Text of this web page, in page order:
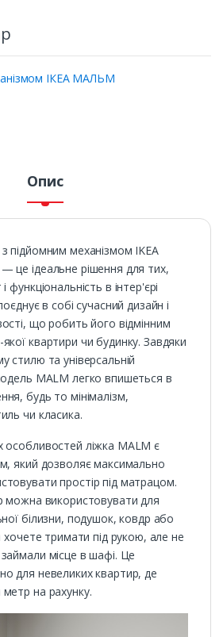
ІКЕА МАЛЬМ
Опис
підйомним механізмом IKEA
це ідеальне рішення для тих,
функціональність в інтер'єрі
в собі сучасний дизайн і
що робить його відмінним
квартири чи будинку. Завдяки
стилю та універсальній
MALM легко впишеться в
будь то мінімалізм,
чи класика.
особливостей ліжка MALM є
який дозволяє максимально
простір під матрацом.
можна використовувати для
білизни, подушок, ковдр або
хочете тримати під рукою, але не
місце в шафі. Це
для невеликих квартир, де
на рахунку.